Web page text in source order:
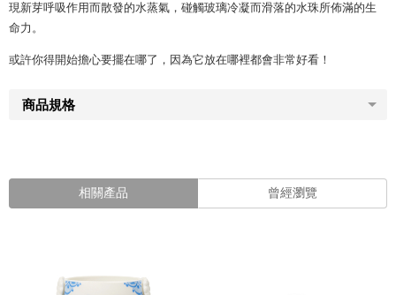
現新芽呼吸作用而散發的水蒸氣，碰觸玻璃冷凝而滑落的水珠所佈滿的生
命力。
或許你得開始擔心要擺在哪了，因為它放在哪裡都會非常好看！
商品規格
相關產品 曾經瀏覽